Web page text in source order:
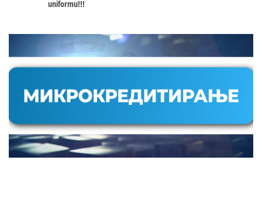
uniformu!!!